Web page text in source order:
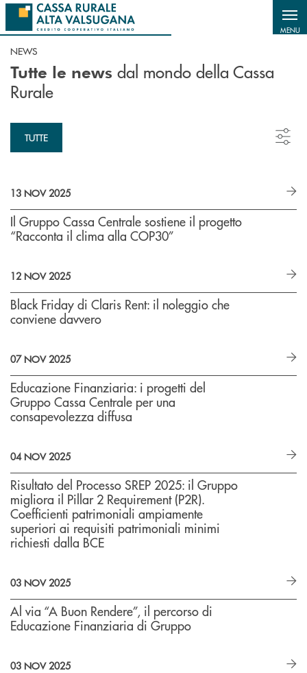
Salta al contenuto principale
MENU
NEWS
Tutte le news dal mondo della Cassa
Rurale
TUTTE
13 NOV 2025
Il Gruppo Cassa Centrale sostiene il progetto
“Racconta il clima alla COP30”
12 NOV 2025
Black Friday di Claris Rent: il noleggio che
conviene davvero
07 NOV 2025
Educazione Finanziaria: i progetti del
Gruppo Cassa Centrale per una
consapevolezza diffusa
04 NOV 2025
Risultato del Processo SREP 2025: il Gruppo
migliora il Pillar 2 Requirement (P2R).
Coefficienti patrimoniali ampiamente
superiori ai requisiti patrimoniali minimi
richiesti dalla BCE
03 NOV 2025
Al via “A Buon Rendere”, il percorso di
Educazione Finanziaria di Gruppo
03 NOV 2025